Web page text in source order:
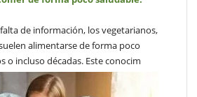
de información, los vegetarianos,
alimentarse de forma poco
o incluso décadas. Este conocim